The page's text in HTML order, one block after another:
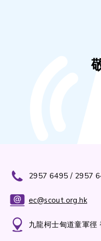
2957 6495 / 2957
ec@scout.org.hk
九龍柯士甸道童軍徑